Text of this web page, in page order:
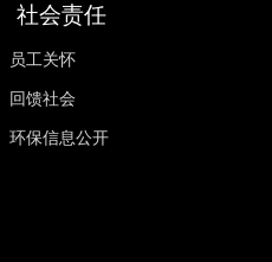
社会责任
员工关怀
回馈社会
环保信息公开